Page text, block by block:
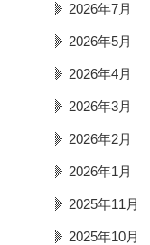
2026年7月
2026年5月
2026年4月
2026年3月
2026年2月
2026年1月
2025年11月
2025年10月